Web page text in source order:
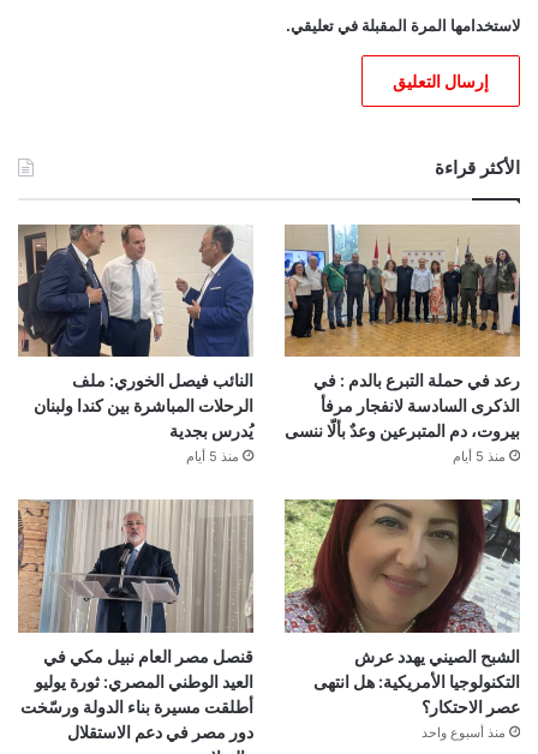
لاستخدامها المرة المقبلة في تعليقي.
الأكثر قراءة
رعد في حملة التبرع بالدم : في
الذكرى السادسة لانفجار مرفأ
بيروت، دم المتبرعين وعدٌ بألّا ننسى
منذ 5 أيام
النائب فيصل الخوري: ملف
الرحلات المباشرة بين كندا ولبنان
يُدرس بجدية
منذ 5 أيام
الشبح الصيني يهدد عرش
التكنولوجيا الأمريكية: هل انتهى
عصر الاحتكار؟
منذ أسبوع واحد
قنصل مصر العام نبيل مكي في
العيد الوطني المصري: ثورة يوليو
أطلقت مسيرة بناء الدولة ورسّخت
دور مصر في دعم الاستقلال